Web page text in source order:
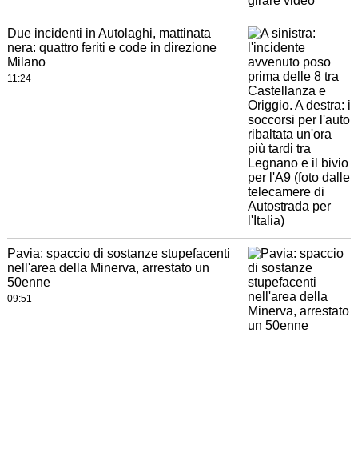
Due incidenti in Autolaghi, mattinata
nera: quattro feriti e code in direzione
Milano
11:24
Pavia: spaccio di sostanze stupefacenti
nell'area della Minerva, arrestato un
50enne
09:51